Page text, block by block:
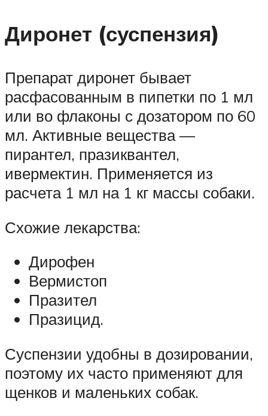
Диронет (суспензия)
Препарат диронет бывает
расфасованным в пипетки по 1 мл
или во флаконы с дозатором по 60
мл. Активные вещества —
пирантел, празиквантел,
ивермектин. Применяется из
расчета 1 мл на 1 кг массы собаки.
Схожие лекарства:
Дирофен
Вермистоп
Празител
Празицид.
Суспензии удобны в дозировании,
поэтому их часто применяют для
щенков и маленьких собак.